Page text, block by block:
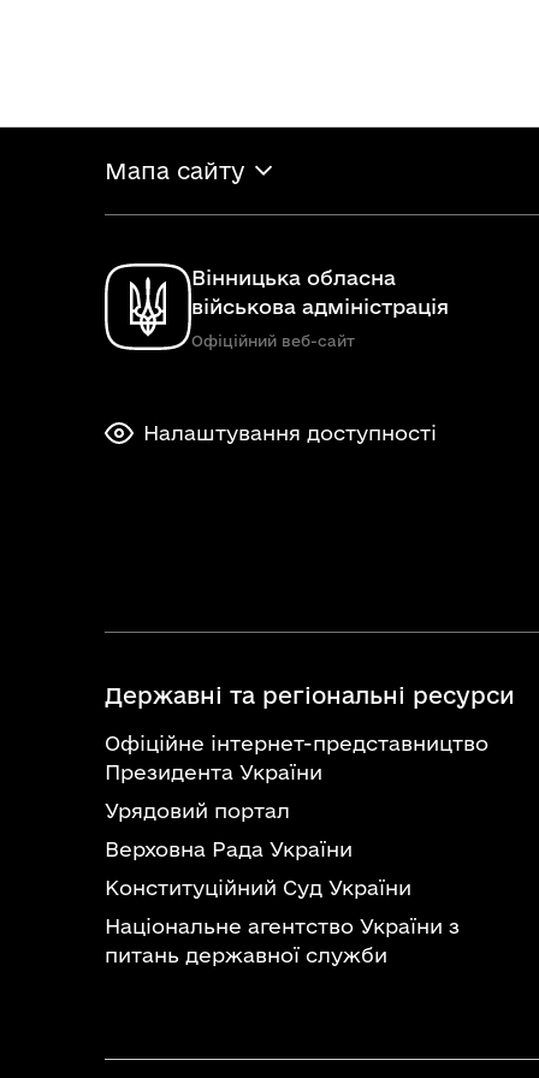
Мапа сайту
Вінницька обласна
військова адміністрація
Офіційний веб-сайт
Налаштування доступності
Державні та регіональні ресурси
Офіційне інтернет-представництво
Президента України
Урядовий портал
Верховна Рада України
Конституційний Суд України
Національне агентство України з
питань державної служби